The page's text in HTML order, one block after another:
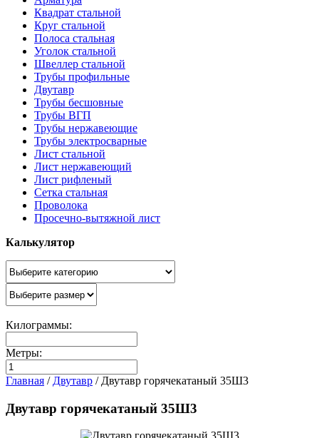
Квадрат стальной
Круг стальной
Полоса стальная
Уголок стальной
Швеллер стальной
Трубы профильные
Двутавр
Трубы бесшовные
Трубы ВГП
Трубы нержавеющие
Трубы электросварные
Лист стальной
Лист нержавеющий
Лист рифленый
Сетка стальная
Проволока
Просечно-вытяжной лист
Калькулятор
Килограммы:
Метры:
Главная / Двутавр / Двутавр горячекатаный 35Ш3
Двутавр горячекатаный 35Ш3